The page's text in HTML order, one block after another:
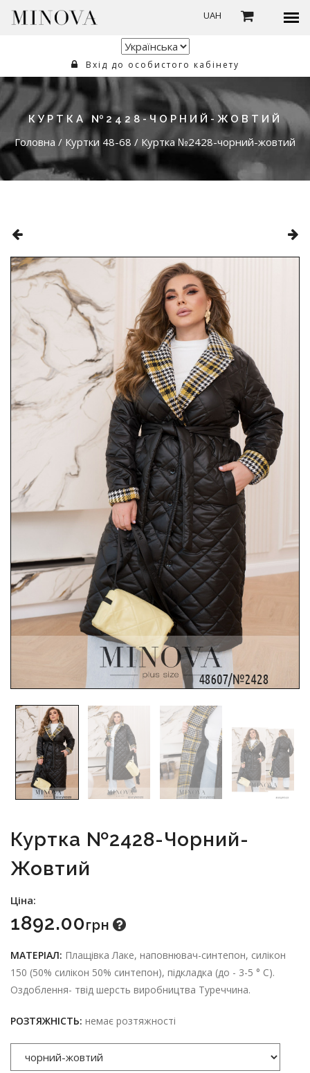
UAH
Вхід до особистого кабінету
КУРТКА №2428-ЧОРНИЙ-ЖОВТИЙ
Головна / Куртки 48-68 / Куртка №2428-чорний-жовтий
Куртка №2428-Чорний-
Жовтий
Ціна:
1892.00Грн
МАТЕРІАЛ: Плащівка Лаке, наповнювач-синтепон, силікон
150 (50% силікон 50% синтепон), підкладка (до - 3-5 ° С).
Оздоблення- твід шерсть виробництва Туреччина.
РОЗТЯЖНІСТЬ: немає розтяжності